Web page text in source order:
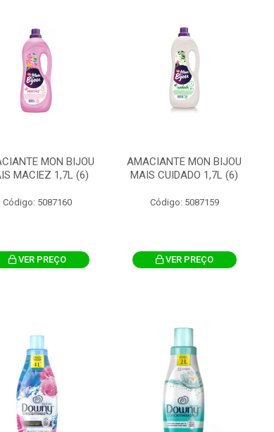
MON BIJOU
MACIEZ 1,7L (6)
Código: 5087160
VER PREÇO
AMACIANTE MON BIJOU
MAIS CUIDADO 1,7L (6)
Código: 5087159
VER PREÇO